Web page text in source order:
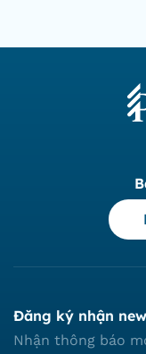
Đăng ký nhận
Nhận thông báo